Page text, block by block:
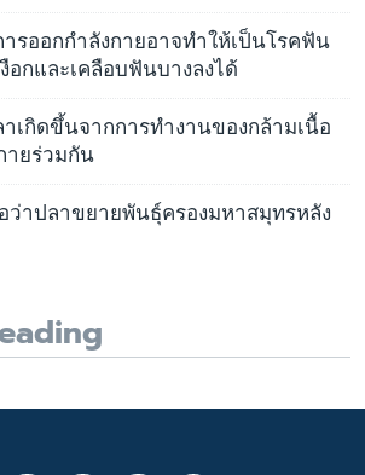
รออกกำลังกายอาจทำให้เป็นโรคฟัน
อกและเคลือบฟันบางลงได้
เกิดขึ้นจากการทำงานของกล้ามเนื้อ
ายร่วมกัน
ว่าปลาขยายพันธุ์ครองมหาสมุทรหลัง